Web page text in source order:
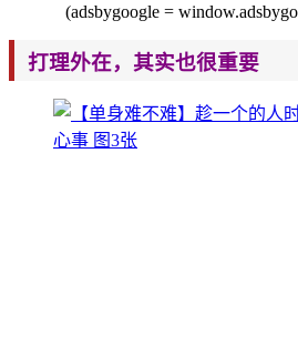
(adsbygoogle =
打理外在，其实也很重要